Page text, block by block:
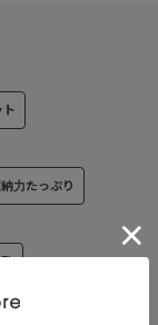
力たっぷり